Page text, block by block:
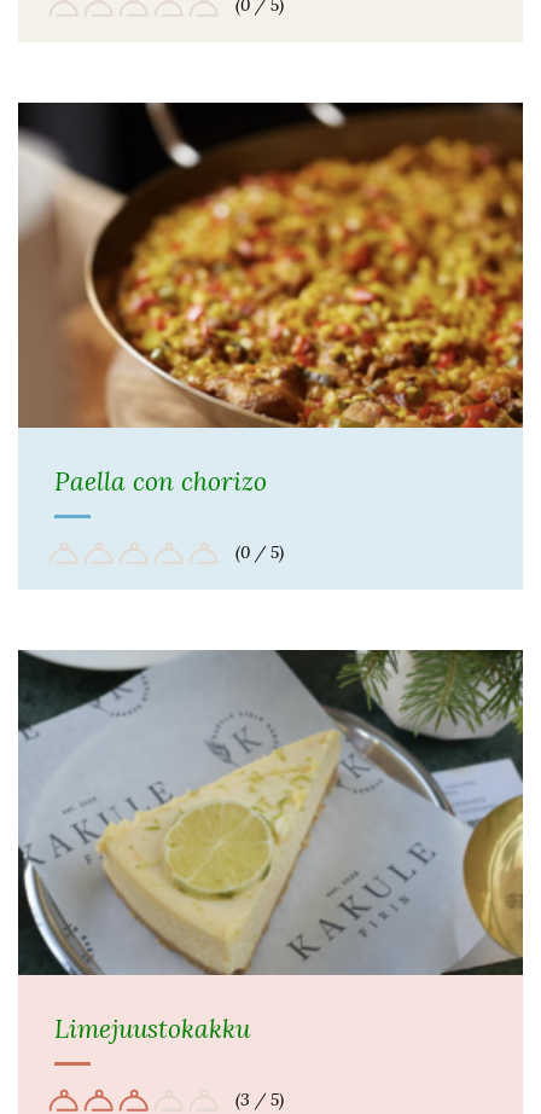
(0 / 5)
Paella con chorizo
(0 / 5)
Limejuustokakku
(3 / 5)